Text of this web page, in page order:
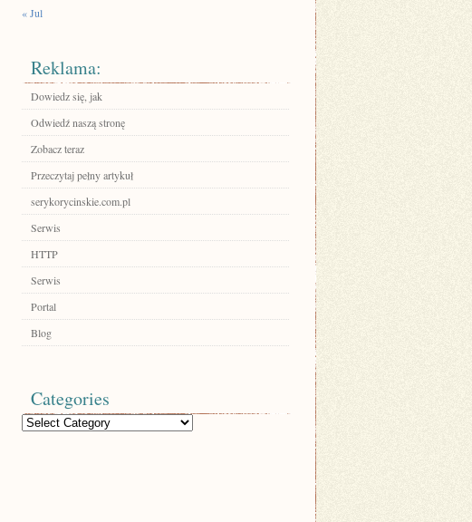
« Jul
Reklama:
Dowiedz się, jak
Odwiedź naszą stronę
Zobacz teraz
Przeczytaj pełny artykuł
serykorycinskie.com.pl
Serwis
HTTP
Serwis
Portal
Blog
Categories
Categories